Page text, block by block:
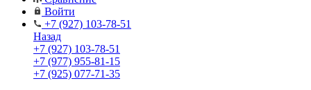
Войти
+7 (927) 103-78-51
Назад
+7 (927) 103-78-51
+7 (977) 955-81-15
+7 (925) 077-71-35